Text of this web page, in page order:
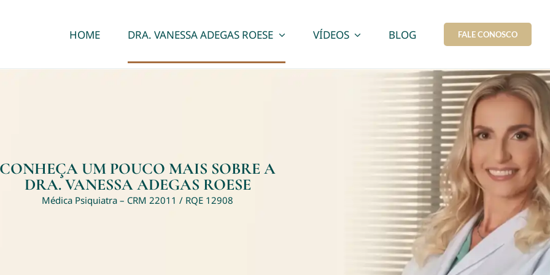
HOME DRA. VANESSA ADEGAS ROESE VÍDEOS BLOG FALE CONOSCO
CONHEÇA UM POUCO MAIS SOBRE A
DRA. VANESSA ADEGAS ROESE
Médica Psiquiatra – CRM 22011 / RQE 12908